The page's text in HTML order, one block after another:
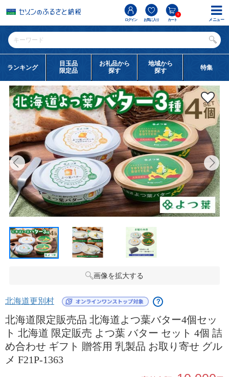
ログイン お気に入り カート
0
ランキング
目玉品
限定品
お礼品から
探す
地域から
探す
特集
画像を拡大する
北海道更別村 ？
北海道限定販売品 北海道よつ葉バター4個セッ
ト 北海道 限定販売 よつ葉 バター セット 4個 詰
め合わせ ギフト 贈答用 乳製品 お取り寄せ グル
メ F21P-1363
メニュー